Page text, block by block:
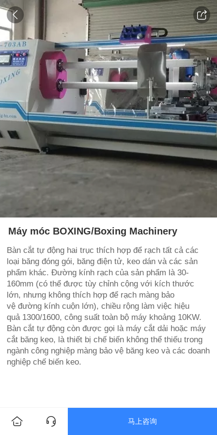
Máy móc BOXING/Boxing Machinery
Bàn cắt tự động hai trục thích hợp để rạch tất cả các
loại băng đóng gói, băng điện tử, keo dán và các sản
phẩm khác. Đường kính rạch của sản phẩm là 30-
160mm (có thể được tùy chỉnh cộng với kích thước
lớn, nhưng không thích hợp để rạch màng bảo
vệ đường kính cuộn lớn), chiều rộng làm việc hiệu
quả 1300/1600, công suất toàn bộ máy khoảng 10KW.
Bàn cắt tự động còn được gọi là máy cắt dải hoặc máy
cắt băng keo, là thiết bị chế biến không thể thiếu trong
ngành công nghiệp màng bảo vệ băng keo và các doanh
nghiệp chế biến keo.
Thông tin chi tiết sản phẩm Thông số sản phẩm
马上咨询